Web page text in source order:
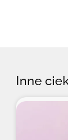
Inne